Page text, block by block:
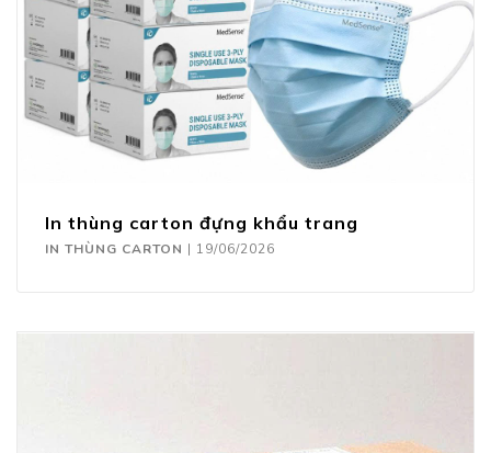
In thùng carton đựng khẩu trang
IN THÙNG CARTON | 19/06/2026